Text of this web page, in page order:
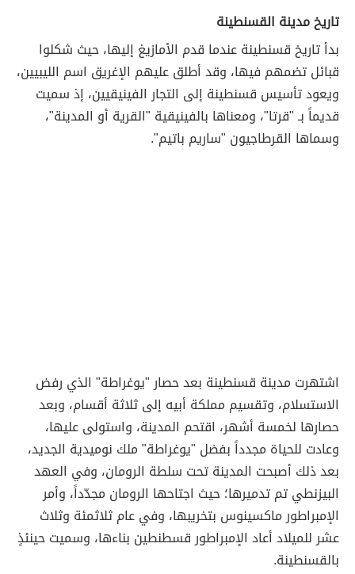
تاريخ مدينة القسنطينة
بدأ تاريخ قسنطينة عندما قدم الأمازيغ إليها، حيث شكلوا
قبائل تضمهم فيها، وقد أطلق عليهم الإغريق اسم الليبيين،
ويعود تأسيس قسنطينة إلى التجار الفينيقيين، إذ سميت
قديماً بـ "قرتا"، ومعناها بالفينيقية "القرية أو المدينة"،
وسماها القرطاجيون "ساريم باتيم".
اشتهرت مدينة قسنطينة بعد حصار "يوغراطة" الذي رفض
الاستسلام، وتقسيم مملكة أبيه إلى ثلاثة أقسام، وبعد
حصارها لخمسة أشهر، اقتحم المدينة، واستولى عليها،
وعادت للحياة مجدداً بفضل "يوغراطة" ملك نوميدية الجديد،
بعد ذلك أصبحت المدينة تحت سلطة الرومان، وفي العهد
البيزنطي تم تدميرها؛ حيث اجتاحها الرومان مجدّداً، وأمر
الإمبراطور ماكسينوس بتخريبها، وفي عام ثلاثمئة وثلاث
عشر للميلاد أعاد الإمبراطور قسطنطين بناءها، وسميت حينئذٍ
بالقسنطينة.